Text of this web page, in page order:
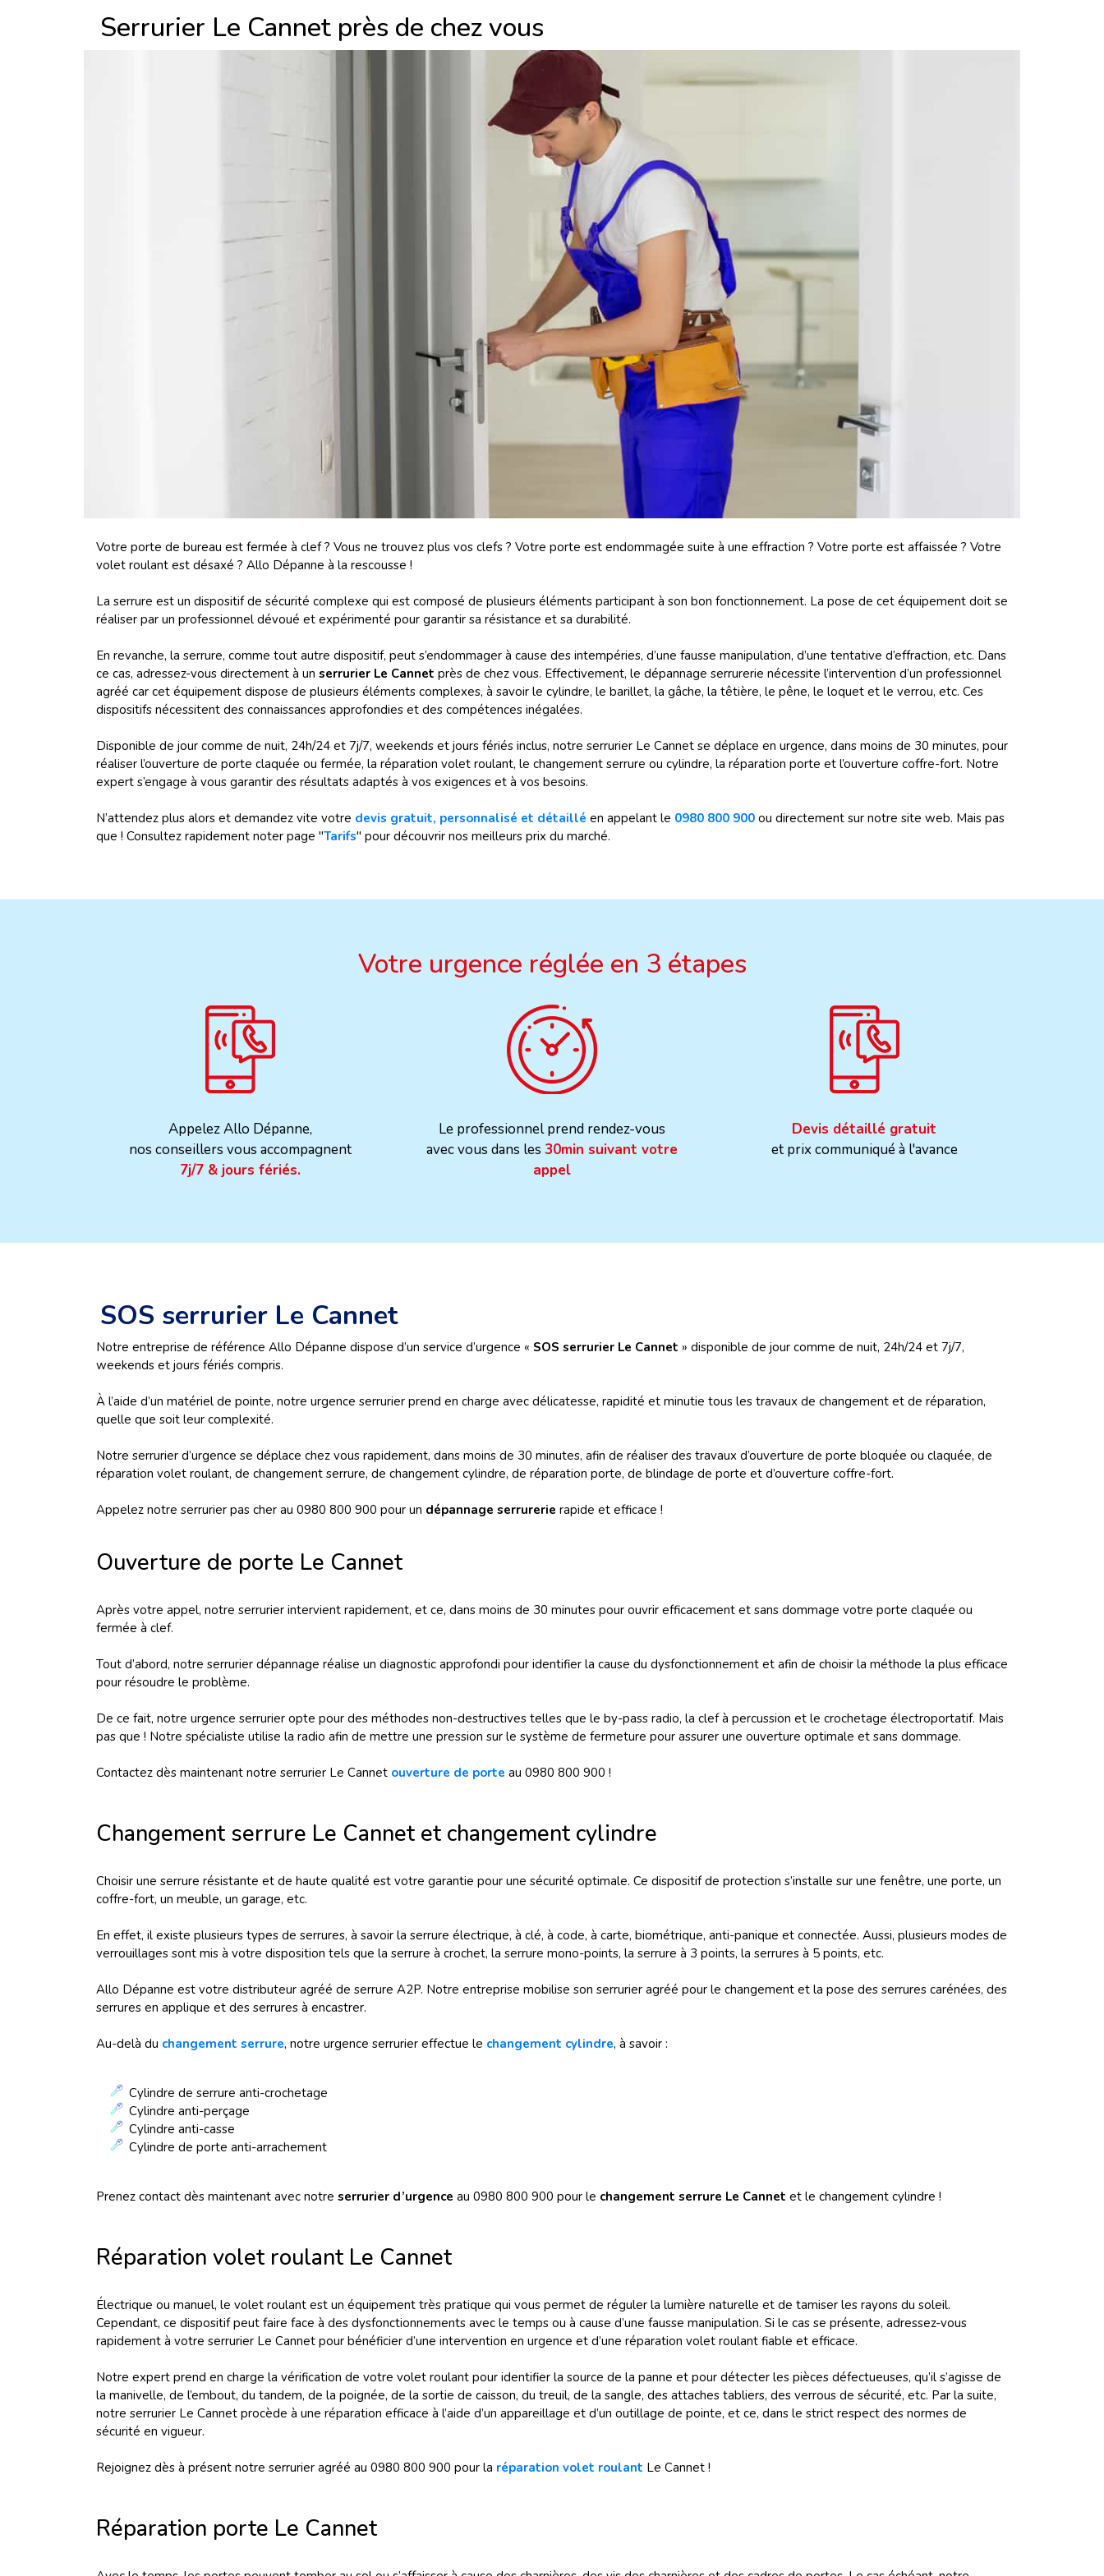
Serrurier Le Cannet près de chez vous
Votre porte de bureau est fermée à clef ? Vous ne trouvez plus vos clefs ? Votre porte est endommagée suite à une effraction ? Votre porte est affaissée ? Votre
volet roulant est désaxé ? Allo Dépanne à la rescousse !
La serrure est un dispositif de sécurité complexe qui est composé de plusieurs éléments participant à son bon fonctionnement. La pose de cet équipement doit se
réaliser par un professionnel dévoué et expérimenté pour garantir sa résistance et sa durabilité.
En revanche, la serrure, comme tout autre dispositif, peut s’endommager à cause des intempéries, d’une fausse manipulation, d’une tentative d’effraction, etc. Dans
ce cas, adressez-vous directement à un serrurier Le Cannet près de chez vous. Effectivement, le dépannage serrurerie nécessite l’intervention d’un professionnel
agréé car cet équipement dispose de plusieurs éléments complexes, à savoir le cylindre, le barillet, la gâche, la têtière, le pêne, le loquet et le verrou, etc. Ces
dispositifs nécessitent des connaissances approfondies et des compétences inégalées.
Disponible de jour comme de nuit, 24h/24 et 7j/7, weekends et jours fériés inclus, notre serrurier Le Cannet se déplace en urgence, dans moins de 30 minutes, pour
réaliser l’ouverture de porte claquée ou fermée, la réparation volet roulant, le changement serrure ou cylindre, la réparation porte et l’ouverture coffre-fort. Notre
expert s’engage à vous garantir des résultats adaptés à vos exigences et à vos besoins.
N’attendez plus alors et demandez vite votre devis gratuit, personnalisé et détaillé en appelant le 0980 800 900 ou directement sur notre site web. Mais pas
que ! Consultez rapidement noter page "Tarifs" pour découvrir nos meilleurs prix du marché.
Votre urgence réglée en 3 étapes
Appelez Allo Dépanne,
nos conseillers vous accompagnent
7j/7 & jours fériés.
Le professionnel prend rendez-vous
avec vous dans les 30min suivant votre
appel
Devis détaillé gratuit
et prix communiqué à l'avance
SOS serrurier Le Cannet
Notre entreprise de référence Allo Dépanne dispose d’un service d’urgence « SOS serrurier Le Cannet » disponible de jour comme de nuit, 24h/24 et 7j/7,
weekends et jours fériés compris.
À l’aide d’un matériel de pointe, notre urgence serrurier prend en charge avec délicatesse, rapidité et minutie tous les travaux de changement et de réparation,
quelle que soit leur complexité.
Notre serrurier d’urgence se déplace chez vous rapidement, dans moins de 30 minutes, afin de réaliser des travaux d’ouverture de porte bloquée ou claquée, de
réparation volet roulant, de changement serrure, de changement cylindre, de réparation porte, de blindage de porte et d’ouverture coffre-fort.
Appelez notre serrurier pas cher au 0980 800 900 pour un dépannage serrurerie rapide et efficace !
Ouverture de porte Le Cannet
Après votre appel, notre serrurier intervient rapidement, et ce, dans moins de 30 minutes pour ouvrir efficacement et sans dommage votre porte claquée ou
fermée à clef.
Tout d’abord, notre serrurier dépannage réalise un diagnostic approfondi pour identifier la cause du dysfonctionnement et afin de choisir la méthode la plus efficace
pour résoudre le problème.
De ce fait, notre urgence serrurier opte pour des méthodes non-destructives telles que le by-pass radio, la clef à percussion et le crochetage électroportatif. Mais
pas que ! Notre spécialiste utilise la radio afin de mettre une pression sur le système de fermeture pour assurer une ouverture optimale et sans dommage.
Contactez dès maintenant notre serrurier Le Cannet ouverture de porte au 0980 800 900 !
Changement serrure Le Cannet et changement cylindre
Choisir une serrure résistante et de haute qualité est votre garantie pour une sécurité optimale. Ce dispositif de protection s’installe sur une fenêtre, une porte, un
coffre-fort, un meuble, un garage, etc.
En effet, il existe plusieurs types de serrures, à savoir la serrure électrique, à clé, à code, à carte, biométrique, anti-panique et connectée. Aussi, plusieurs modes de
verrouillages sont mis à votre disposition tels que la serrure à crochet, la serrure mono-points, la serrure à 3 points, la serrures à 5 points, etc.
Allo Dépanne est votre distributeur agréé de serrure A2P. Notre entreprise mobilise son serrurier agréé pour le changement et la pose des serrures carénées, des
serrures en applique et des serrures à encastrer.
Au-delà du changement serrure, notre urgence serrurier effectue le changement cylindre, à savoir :
Cylindre de serrure anti-crochetage
Cylindre anti-perçage
Cylindre anti-casse
Cylindre de porte anti-arrachement
Prenez contact dès maintenant avec notre serrurier d’urgence au 0980 800 900 pour le changement serrure Le Cannet et le changement cylindre !
Réparation volet roulant Le Cannet
Électrique ou manuel, le volet roulant est un équipement très pratique qui vous permet de réguler la lumière naturelle et de tamiser les rayons du soleil.
Cependant, ce dispositif peut faire face à des dysfonctionnements avec le temps ou à cause d’une fausse manipulation. Si le cas se présente, adressez-vous
rapidement à votre serrurier Le Cannet pour bénéficier d’une intervention en urgence et d’une réparation volet roulant fiable et efficace.
Notre expert prend en charge la vérification de votre volet roulant pour identifier la source de la panne et pour détecter les pièces défectueuses, qu’il s’agisse de
la manivelle, de l’embout, du tandem, de la poignée, de la sortie de caisson, du treuil, de la sangle, des attaches tabliers, des verrous de sécurité, etc. Par la suite,
notre serrurier Le Cannet procède à une réparation efficace à l’aide d’un appareillage et d’un outillage de pointe, et ce, dans le strict respect des normes de
sécurité en vigueur.
Rejoignez dès à présent notre serrurier agréé au 0980 800 900 pour la réparation volet roulant Le Cannet !
Réparation porte Le Cannet